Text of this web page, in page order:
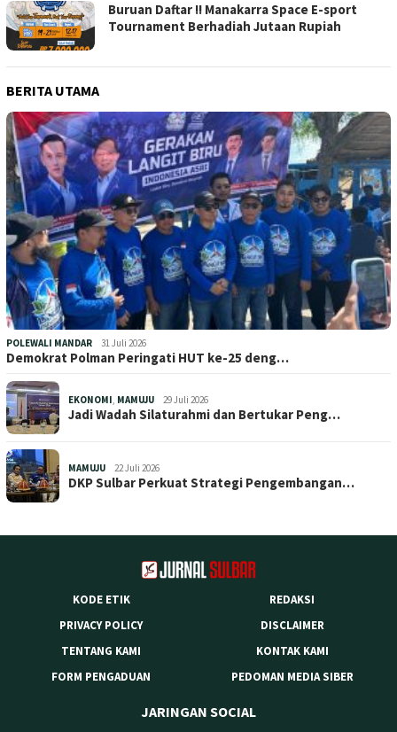
Buruan Daftar !! Manakarra Space E-sport
Tournament Berhadiah Jutaan Rupiah
BERITA UTAMA
POLEWALI MANDAR 31 Juli 2026
Demokrat Polman Peringati HUT ke-25 deng…
EKONOMI, MAMUJU 29 Juli 2026
Jadi Wadah Silaturahmi dan Bertukar Peng…
MAMUJU 22 Juli 2026
DKP Sulbar Perkuat Strategi Pengembangan…
KODE ETIK
REDAKSI
PRIVACY POLICY
DISCLAIMER
TENTANG KAMI
KONTAK KAMI
FORM PENGADUAN
PEDOMAN MEDIA SIBER
JARINGAN SOCIAL